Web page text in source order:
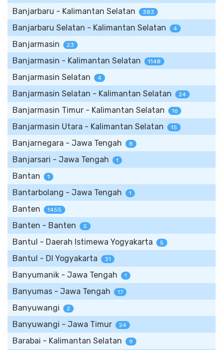
Banjarbaru - Kalimantan Selatan 383
Banjarbaru Selatan - Kalimantan Selatan 4
Banjarmasin 23
Banjarmasin - Kalimantan Selatan 1148
Banjarmasin Selatan 4
Banjarmasin Selatan - Kalimantan Selatan 24
Banjarmasin Timur - Kalimantan Selatan 16
Banjarmasin Utara - Kalimantan Selatan 15
Banjarnegara - Jawa Tengah 8
Banjarsari - Jawa Tengah 1
Bantan 1
Bantarbolang - Jawa Tengah 1
Banten 1455
Banten - Banten 5
Bantul - Daerah Istimewa Yogyakarta 5
Bantul - DI Yogyakarta 31
Banyumanik - Jawa Tengah 1
Banyumas - Jawa Tengah 17
Banyuwangi 2
Banyuwangi - Jawa Timur 24
Barabai - Kalimantan Selatan 9